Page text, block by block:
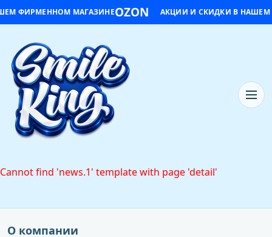
ФИРМЕННОМ МАГАЗИНЕOZON АКЦИИ И СКИДКИ В
Cannot find 'news.1' template with page 'detail'
О компании